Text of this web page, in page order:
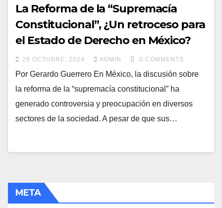
La Reforma de la “Supremacía
Constitucional”, ¿Un retroceso para
el Estado de Derecho en México?
29 OCTUBRE, 2024 ADMIN 0 COMMENTS
Por Gerardo Guerrero En México, la discusión sobre
la reforma de la “supremacía constitucional” ha
generado controversia y preocupación en diversos
sectores de la sociedad. A pesar de que sus…
META